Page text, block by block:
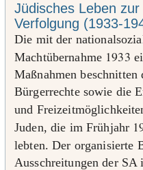
Jüdisches Leben
Verfolgung (1933-
Die mit der
Machtübernahme 1933
Maßnahmen beschnitten
Bürgerrechte sowie die
und
Juden, die im Frühjahr
lebten. Der organisierte
Ausschreitungen der